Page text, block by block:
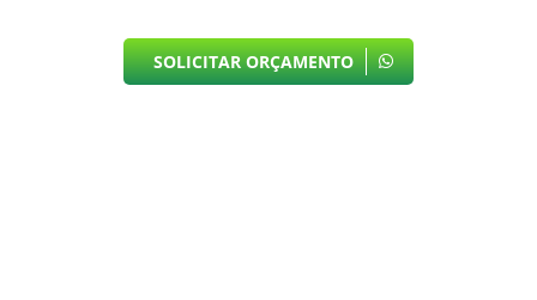
SOLICITAR ORÇAMENTO